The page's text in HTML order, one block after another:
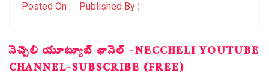
Posted On : Published By :
నెచ్చెలి యూట్యూబ్ ఛానెల్ -NECCHELI YOUTUBE
CHANNEL-SUBSCRIBE (FREE)